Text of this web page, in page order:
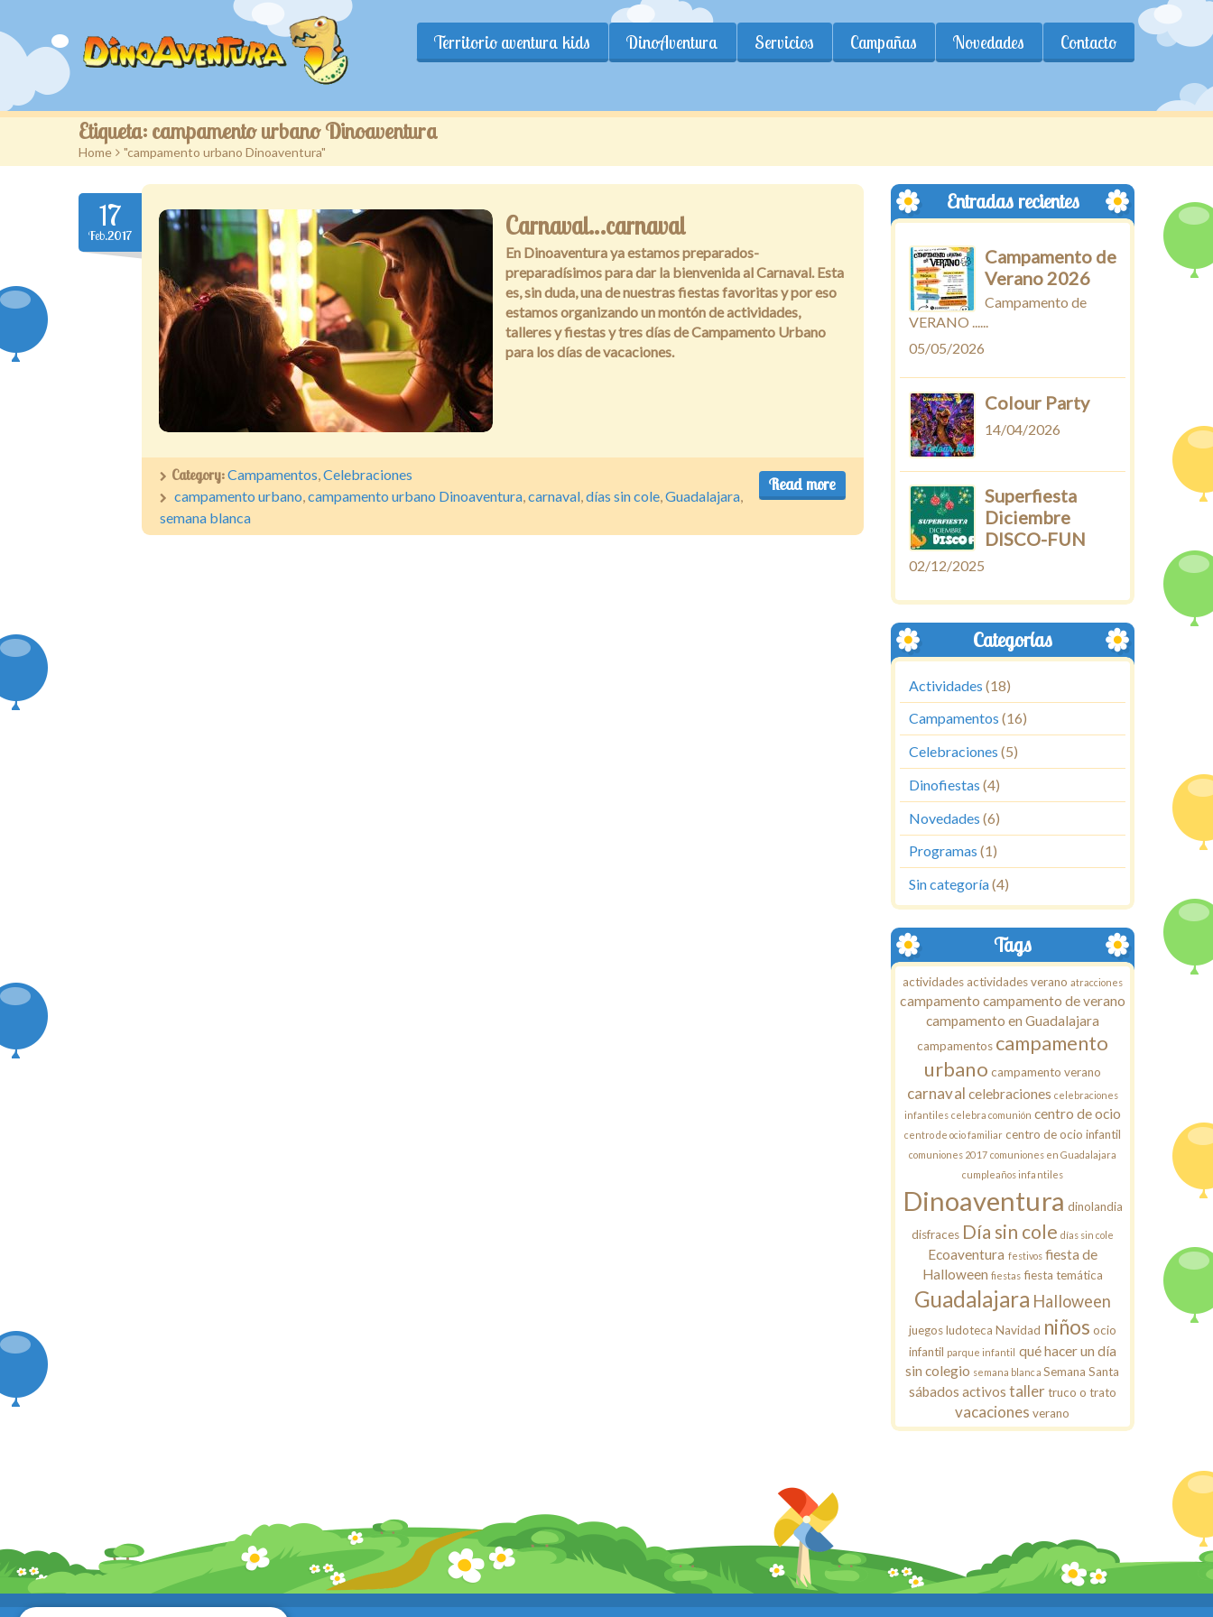
Territorio aventura kids DinoAventura Servicios Campañas Novedades Contacto
Etiqueta: campamento urbano Dinoaventura
Home > "campamento urbano Dinoaventura"
17
Feb.2017 Carnaval…carnaval
En Dinoaventura ya estamos preparados-
preparadísimos para dar la bienvenida al Carnaval. Esta
es, sin duda, una de nuestras fiestas favoritas y por eso
estamos organizando un montón de actividades,
talleres y fiestas y tres días de Campamento Urbano
para los días de vacaciones.
Read more
Category:Campamentos,Celebraciones
campamento urbano,campamento urbano Dinoaventura,carnaval,días sin cole,Guadalajara,
semana blanca
Entradas recientes
Campamento de
Verano 2026
Campamento de
VERANO ......
05/05/2026
Colour Party
14/04/2026
Superfiesta
Diciembre
DISCO-FUN
02/12/2025
Categorías
Actividades (18)
Campamentos (16)
Celebraciones (5)
Dinofiestas (4)
Novedades (6)
Programas (1)
Sin categoría(4)
Tags
actividades actividades verano atracciones
campamento campamento de verano
campamento en Guadalajara
campamentos campamento
urbano campamento verano
carnaval celebraciones celebraciones
infantiles celebra comunión centro de ocio
centro de ocio familiar centro de ocio infantil
comuniones 2017 comuniones en Guadalajara
cumpleaños infantiles
Dinoaventura dinolandia
disfraces Día sin cole días sin cole
Ecoaventura festivos fiesta de
Halloween fiestas fiesta temática
Guadalajara Halloween
juegosludoteca Navidad niños ocio
infantil parque infantil qué hacer un día
sin colegio semana blanca Semana Santa
sábados activos tallertruco o trato
vacaciones verano